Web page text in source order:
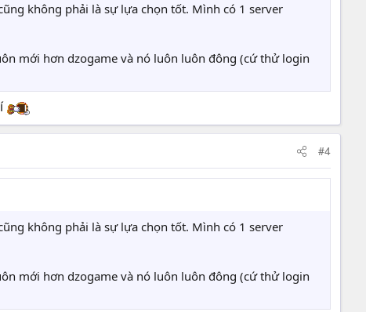
không phải là sự lựa chọn tốt. Mình có 1 server
mới hơn dzogame và nó luôn luôn đông (cứ thử login
#4
không phải là sự lựa chọn tốt. Mình có 1 server
mới hơn dzogame và nó luôn luôn đông (cứ thử login